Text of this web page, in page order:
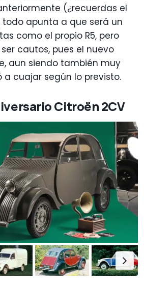
(¿recuerdas el
todo apunta a que será un
como el propio R5, pero
cautos, pues el nuevo
aun siendo también muy
a cuajar según lo previsto.
Citroën 2CV